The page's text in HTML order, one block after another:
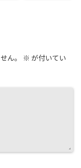
ん。 ※ が付いてい